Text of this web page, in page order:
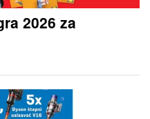
2026 za